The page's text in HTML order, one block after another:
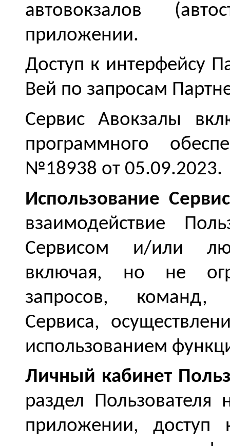
автовокзалов
приложении.
Доступ к интерфейсу
Вей по запросам
Сервис Авокзалы
программного
№18938 от 05.09.2023.
Использование
взаимодействие
Сервисом и/или
включая, но не
запросов, команд,
Сервиса,
использованием
Личный кабинет
раздел
приложении, доступ